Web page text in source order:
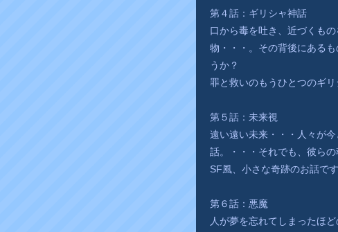
第４話：ギリシャ神話
口から毒を吐き、近づくも
物・・・。その背後にある
うか？
罪と救いのもうひとつのギリ
第５話：未来視
遠い遠い未来・・・人々が
話。・・・それでも、彼ら
SF風、小さな奇跡のお話です
第６話：悪魔
人が夢を忘れてしまったほど